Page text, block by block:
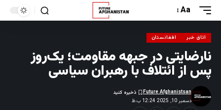
Aa
اتاق خبر افغانستان
نارضایتی در جبهه مقاومت؛ یک‌روز
پس از ائتلاف با رهبران سیاسی
دسمبر 10, 2025 12:24 ب.ظ
Future Afghanistsan